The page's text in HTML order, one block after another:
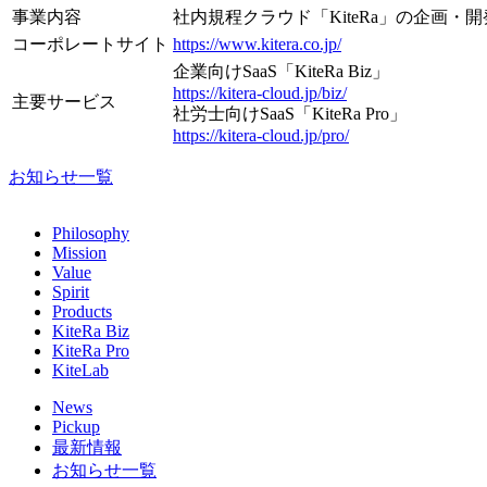
事業内容
社内規程クラウド「KiteRa」の企画・開
コーポレートサイト https://www.kitera.co.jp/
主要サービス
企業向けSaaS「KiteRa Biz」
https://kitera-cloud.jp/biz/
社労士向けSaaS「KiteRa Pro」
https://kitera-cloud.jp/pro/
お知らせ一覧
Philosophy
Mission
Value
Spirit
Products
KiteRa Biz
KiteRa Pro
KiteLab
News
Pickup
最新情報
お知らせ一覧